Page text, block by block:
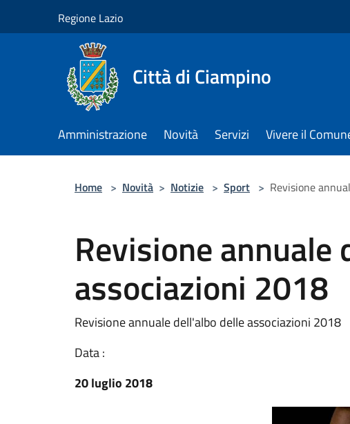
Regione Lazio
Città di Ciampino
Amministrazione Novità Servizi Vivere il
Home > Novità > Notizie > Sport > Revisione
Revisione annuale
associazioni 2018
Revisione annuale dell'albo delle associazioni 2018
Data :
20 luglio 2018